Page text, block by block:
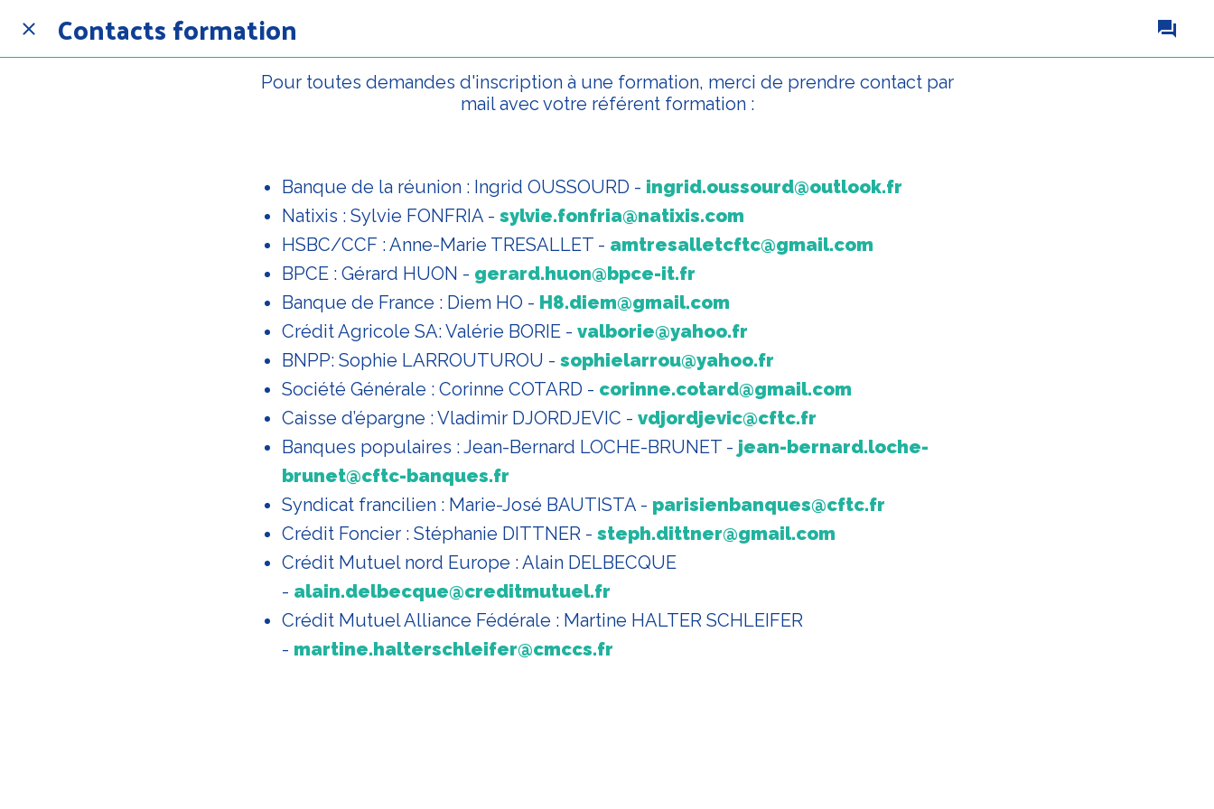
Contacts formation
Pour toutes demandes d'inscription à une formation, merci de prendre contact par
mail avec votre référent formation :
Banque de la réunion : Ingrid OUSSOURD - ingrid.oussourd@outlook.fr
Natixis : Sylvie FONFRIA - sylvie.fonfria@natixis.com
HSBC/CCF : Anne-Marie TRESALLET - amtresalletcftc@gmail.com
BPCE : Gérard HUON - gerard.huon@bpce-it.fr
Banque de France : Diem HO - H8.diem@gmail.com
Crédit Agricole SA: Valérie BORIE - valborie@yahoo.fr
BNPP: Sophie LARROUTUROU - sophielarrou@yahoo.fr
Société Générale : Corinne COTARD - corinne.cotard@gmail.com
Caisse d’épargne : Vladimir DJORDJEVIC - vdjordjevic@cftc.fr
Banques populaires : Jean-Bernard LOCHE-BRUNET - jean-bernard.loche-
brunet@cftc-banques.fr
Syndicat francilien : Marie-José BAUTISTA - parisienbanques@cftc.fr
Crédit Foncier : Stéphanie DITTNER - steph.dittner@gmail.com
Crédit Mutuel nord Europe : Alain DELBECQUE
- alain.delbecque@creditmutuel.fr
Crédit Mutuel Alliance Fédérale : Martine HALTER SCHLEIFER
- martine.halterschleifer@cmccs.fr